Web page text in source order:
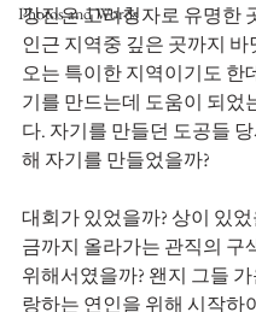
Photos and Words
강진은 고려청자로 유명한
인근 지역중 깊은 곳까지 바
오는 특이한 지역이기도 한
기를 만드는데 도움이 되었
다. 자기를 만들던 도공들
해 자기를 만들었을까?
대회가 있었을까? 상이 있었
금까지 올라가는 관직의 구
위해서였을까? 왠지 그들
랑하는 연인을 위해 시작하